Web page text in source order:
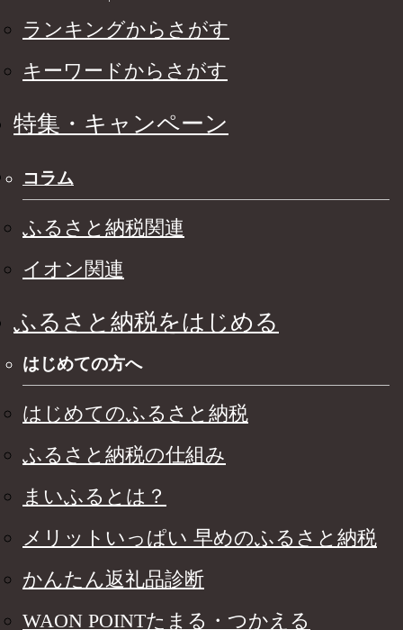
ランキングからさがす
キーワードからさがす
特集・キャンペーン
コラム
ふるさと納税関連
イオン関連
ふるさと納税をはじめる
はじめての方へ
はじめてのふるさと納税
ふるさと納税の仕組み
まいふるとは？
メリットいっぱい 早めのふるさと納税
かんたん返礼品診断
WAON POINTたまる・つかえる